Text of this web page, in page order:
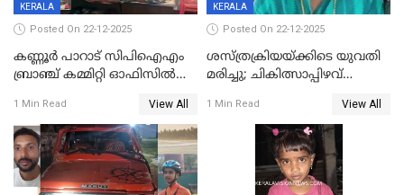
KERALA
Posted On 22-12-2025
കണ്ണൂർ പാറാട് സിപിഐഎം
ബ്രാഞ്ച് കമ്മിറ്റി ഓഫിസിൽ
ചിത്രങ്ങളടക്കം കത്തിയ
നിലയിൽ
1 Min Read View All
KERALA
Posted On 22-12-2025
ശസ്ത്രക്രിയയ്‌ക്കിടെ യുവതി
മരിച്ചു; ചികിത്സാപ്പിഴവ്
സംഭവം മാവേലിക്കരയിൽ
1 Min Read View All